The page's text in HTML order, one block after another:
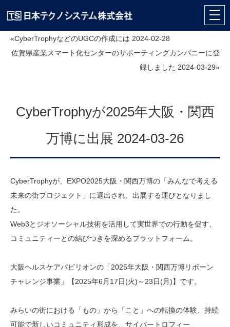
«CyberTrophyなどのUGCの作成には 2024-02-28
佐賀県産業スマート化センターのサポーティングカンパニーに登
録しました 2024-03-29»
CyberTrophyが2025年大阪・関西
万博に出展 2024-03-26
CyberTrophyが、EXPO2025大阪・関西万博の「みんなで考える
未来の街プロジェクト」に選出され、出展する運びとなりまし
た。
Web3とジオソーシャル技術を活用して実世界での行動を促す、
コミュニティーとの結びつきを深めるプラットフォーム。
大阪ヘルスケアパビリオンの「2025年大阪・関西万博リボーン
チャレンジ事業」【2025年6月17日(火)～23日(月)】です。
みらいの街における「もの」から「こと」への転換の体験、持続
可能で新しいコミュニティ形成を、サイバートロフィー